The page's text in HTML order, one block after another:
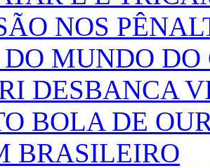
NOS
DO MUNDO